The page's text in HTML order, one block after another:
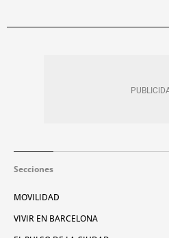
Secciones
MOVILIDAD
VIVIR EN BARCELONA